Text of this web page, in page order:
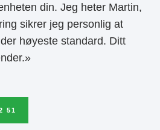
din. Jeg heter Martin,
sikrer jeg personlig at
høyeste standard. Ditt
51